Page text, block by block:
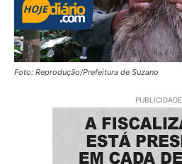
Foto: Reprodução/Prefeitura de Suzano
PUBLICIDADE